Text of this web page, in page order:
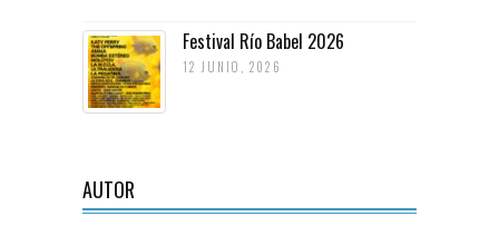
Festival Río Babel 2026
12 JUNIO, 2026
AUTOR